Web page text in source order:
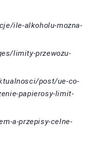
ile-alkoholu-mozna-
limity-przewozu-
post/ue-co-
papierosy-limit-
a-przepisy-celne-